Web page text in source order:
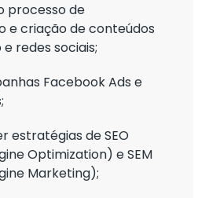
processo de
e criação de conteúdos
redes sociais;
Facebook Ads e
estratégias de SEO
Optimization) e SEM
Marketing);